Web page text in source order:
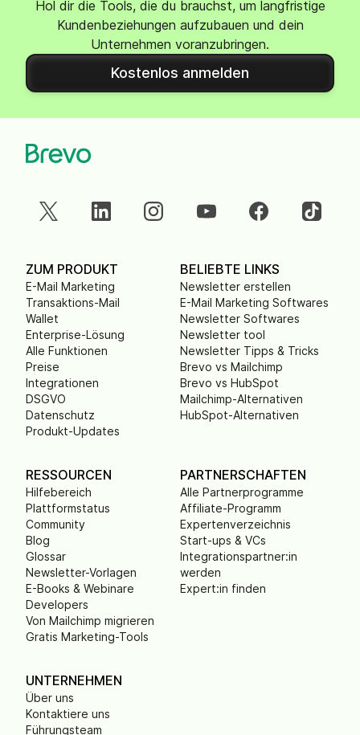
Hol dir die Tools, die du brauchst, um langfristige
Kundenbeziehungen aufzubauen und dein
Unternehmen voranzubringen.
Kostenlos anmelden
ZUM PRODUKT
E-Mail Marketing
Transaktions-Mail
Wallet
Enterprise-Lösung
Alle Funktionen
Preise
Integrationen
DSGVO
Datenschutz
Produkt-Updates
BELIEBTE LINKS
Newsletter erstellen
E-Mail Marketing Softwares
Newsletter Softwares
Newsletter tool
Newsletter Tipps & Tricks
Brevo vs Mailchimp
Brevo vs HubSpot
Mailchimp-Alternativen
HubSpot-Alternativen
RESSOURCEN
Hilfebereich
Plattformstatus
Community
Blog
Glossar
Newsletter-Vorlagen
E-Books & Webinare
Developers
Von Mailchimp migrieren
Gratis Marketing-Tools
PARTNERSCHAFTEN
Alle Partnerprogramme
Affiliate-Programm
Expertenverzeichnis
Start-ups & VCs
Integrationspartner:in
werden
Expert:in finden
UNTERNEHMEN
Über uns
Kontaktiere uns
Führungsteam